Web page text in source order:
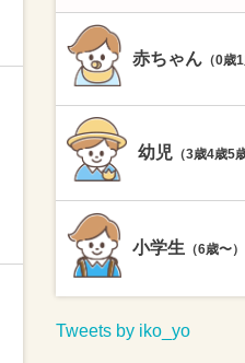
赤ちゃん （0歳
幼児 （3歳4歳5
小学生 （6歳〜）
Tweets by iko_yo